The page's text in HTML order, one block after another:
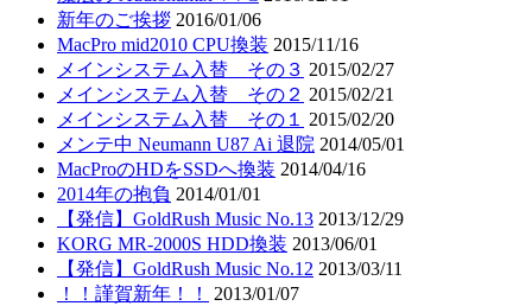
新年のご挨拶 2016/01/06
MacPro mid2010 CPU換装 2015/11/16
メインシステム入替 その３ 2015/02/27
メインシステム入替 その２ 2015/02/21
メインシステム入替 その１ 2015/02/20
メンテ中 Neumann U87 Ai 退院 2014/05/01
MacProのHDをSSDへ換装 2014/04/16
2014年の抱負 2014/01/01
【発信】GoldRush Music No.13 2013/12/29
KORG MR-2000S HDD換装 2013/06/01
【発信】GoldRush Music No.12 2013/03/11
！！謹賀新年！！
2013/01/07